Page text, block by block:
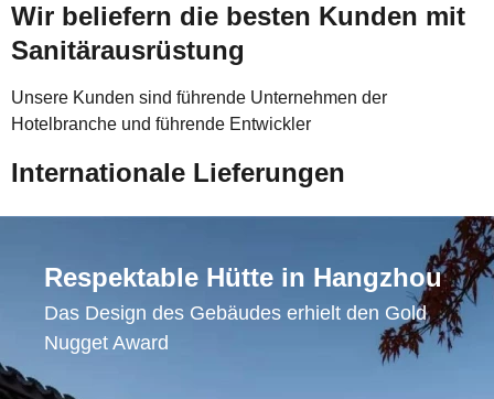
Wir beliefern die besten Kunden mit
Sanitärausrüstung
Unsere Kunden sind führende Unternehmen der
Hotelbranche und führende Entwickler
Internationale Lieferungen
Respektable Hütte in Hangzhou
Das Design des Gebäudes erhielt den Gold
Nugget Award